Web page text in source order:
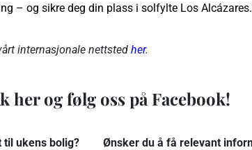
– og sikre deg din plass i solfylte Los Alcázares.
internasjonale nettsted her.
her og følg oss på Facebook!
ukens bolig?
Ønsker du å få relevant